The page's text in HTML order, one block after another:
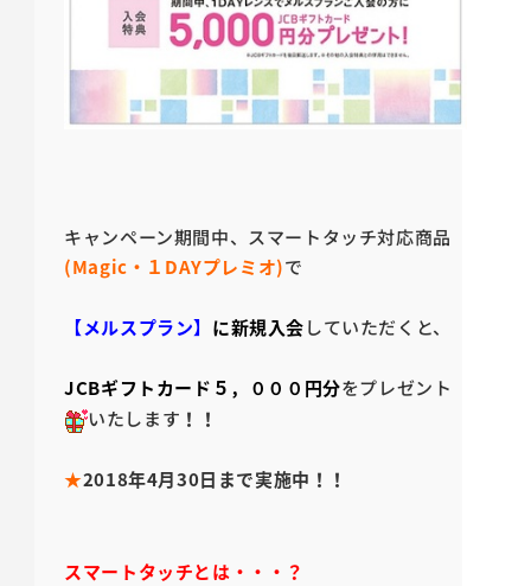
キャンペーン期間中、スマートタッチ対応商品
(Magic ・１DAYプレミオ)で
【メルスプラン】 に新規入会していただくと、
JCBギフトカード５，０００円分をプレゼント
いたします ！！
★2018年4月30日まで実施中！！
スマートタッチとは・・・？